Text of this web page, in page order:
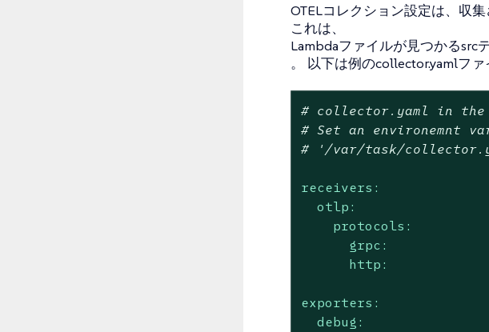
OTELコレクション設定は、収
これは、
Lambdaファイルが見つかるsrc
。 以下は例のcollector.yamlファ
# collector.yaml in
# Set an environemnt
# '/var/task/
receivers:
otlp:
protocols:
grpc:
http:
exporters:
debug: